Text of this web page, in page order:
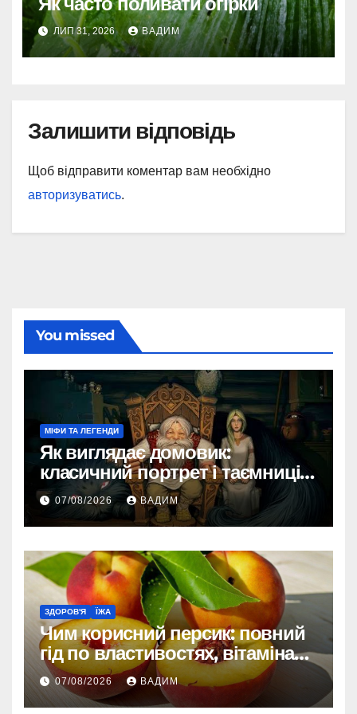
ЛИП 31, 2026 ВАДИМ
Залишити відповідь
Щоб відправити коментар вам необхідно
авторизуватись.
You missed
МІФИ ТА ЛЕГЕНДИ
Як виглядає домовик:
класичний портрет і таємниці
зовнішності
07/08/2026 ВАДИМ
ЗДОРОВ'Я ЇЖА
Чим корисний персик: повний
гід по властивостях, вітамінах і
впливі на організм
07/08/2026 ВАДИМ